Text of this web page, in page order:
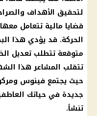
لتحقيق الأهداف
قضايا مالية تتعامل
الحركة. قد يؤدي هذا
متوقعة تتطلب تعديل
تتقلب المشاعر هذا
حيث يجتمع فينوس
جديدة في حياتك
تنشأ.